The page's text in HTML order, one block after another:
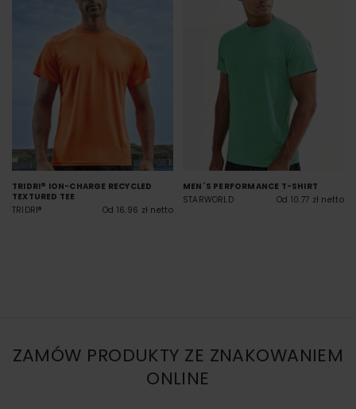
TRIDRI® ION-CHARGE RECYCLED
TEXTURED TEE
TRIDRI®
Od 16.96 zł netto
MEN´S PERFORMANCE T-SHIRT
STARWORLD
Od 10.77 zł netto
ZAMÓW PRODUKTY ZE ZNAKOWANIEM
ONLINE